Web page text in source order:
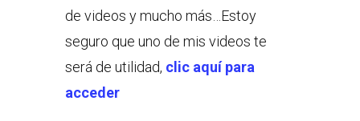
de videos y mucho más…Estoy
seguro que uno de mis videos te
será de utilidad, clic aquí para
acceder